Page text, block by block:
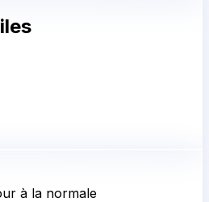
à la normale